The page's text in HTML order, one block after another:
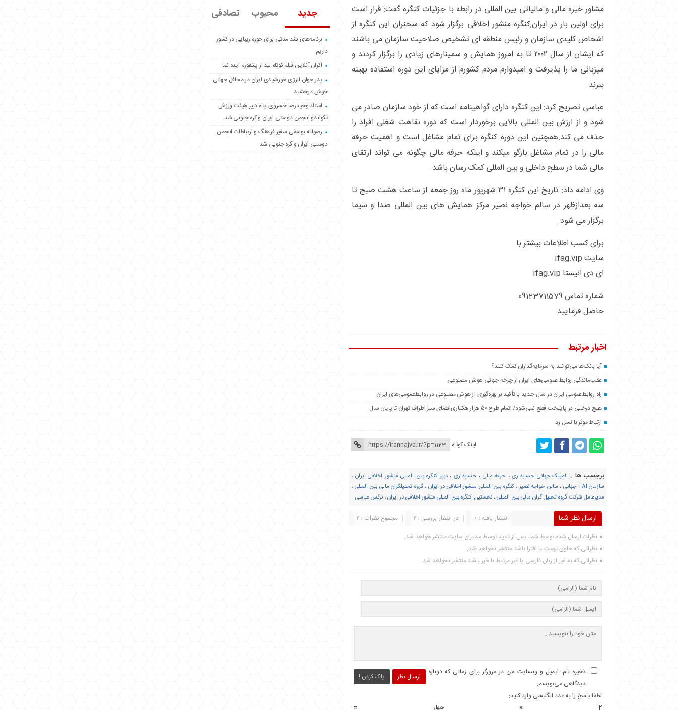
مشاور خبره مالی و مالیاتی بین المللی در رابطه با جزئیات کنگره گفت: قرار است
برای اولین بار در ایران,کنگره منشور اخلاقی برگزار شود که سخنران این کنگره از
اشخاص کلیدی سازمان و رئیس منطقه ای تشخیص صلاحیت سازمان می باشند
که ایشان از سال ۲۰۰۲ تا به امروز همایش و سمینارهای زیادی را برگزار کردند و
میزبانی ما را پذیرفت و امیدوارم مردم کشورم از مزایای این دوره استفاده بهینه
ببرند.
عباسی تصریح کرد: این کنگره دارای گواهینامه است که از خود سازمان صادر می
شود و از ارزش بین المللی بالایی برخوردار است که دوره نقاهت شغلی افراد را
حذف می کند.همچنین این دوره کنگره برای تمام مشاغل است و اهمیت حرفه
مالی را در تمام مشاغل بازگو میکند و اینکه حرفه مالی چگونه می تواند ارتقای
مالی شما در سطح داخلی و بین المللی کمک رسان باشد.
وی ادامه داد: تاریخ این کنگره ۳۱ شهریور ماه روز جمعه از ساعت هشت صبح تا
سه بعدازظهر در سالم خواجه نصیر مرکز همایش های بین المللی صدا و سیما
برگزار می شود .
برای کسب اطلاعات بیشتر با
سایت ifag.vip
ای دی انیستا ifag.vip
شماره تماس 09123711579
حاصل فرمایید
اخبار مرتبط
آیا بانک‌ها می‌توانند به سرمایه‌گذاران کمک کنند؟
عقب‌ماندگی روابط عمومی‌های ایران از چرخه جهانی هوش مصنوعی
راه روابط‌عمومی ایران در سال جدید با تأکید بر بهره‌گیری از هوش مصنوعی در روابط‌عمومی‌های ایران
هیچ درختی در پایتخت قطع نمی‌شود/ اتمام طرح ۵۰ هزار هکتاری فضای سبز اطراف تهران تا پایان سال
ارتباط موثر با نسل زد
لینک کوتاه
برچسب ها : المپیک جهانی حسابداری، حرفه مالی ،حسابداری ،دبیر کنگره بین المللی منشور اخلاقی ایران ،
سازمان EAI جهانی
، سالن خواجه نصیر،کنگره بین المللی منشور اخلاقی در ایران ،گروه تحلیلگران مالی بین المللی ،
مدیرعامل شرکت گروه تحلیل گران مالی بین المللی، نخستین کنگره بین المللی منشور اخلاقی در ایران، نرگس عباسی
ارسال نظر شما مجموع نظرات : 2 در انتظار بررسی : 2 انتشار یافته : 0
نظرات ارسال شده توسط شما، پس از تایید توسط مدیران سایت منتشر خواهد شد.
نظراتی که حاوی تهمت یا افترا باشد منتشر نخواهد شد.
نظراتی که به غیر از زبان فارسی یا غیر مرتبط با خبر باشد منتشر نخواهد شد.
ارسال نظر پاک کردن !
ذخیره نام، ایمیل و وبسایت من در مرورگر برای زمانی که دوباره
دیدگاهی می‌نویسم.
لطفا پاسخ را به عدد انگلیسی وارد کنید:
جدید محبوب تصادفی
برنامه‌های بلند مدتی برای حوزه زیبایی در کشور
داریم
اکران آنلاین فیلم کوتاه لید از پلتفورم ایده نما
پدر جوان انرژی خورشیدی ایران در محافل جهانی
خوش درخشید
استاد وحیدرضا خسروی پناه دبیر هیئت ورزش
تکواندو انجمن دوستی ایران و کره جنوبی شد
رضوانه یوسفی سفیر فرهنگ و ارتباطات انجمن
دوستی ایران و کره جنوبی شد